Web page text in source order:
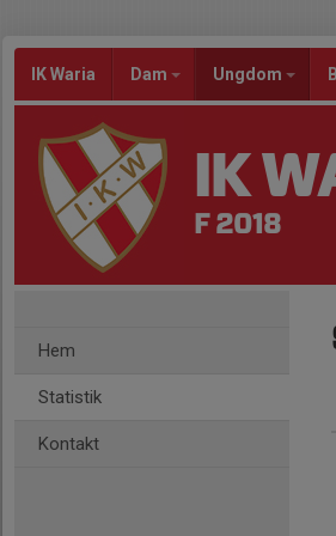
IK Waria Dam Ungdom
IK
F 2018
Hem
Statistik
Kontakt